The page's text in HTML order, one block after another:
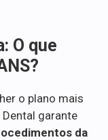
O que
o plano mais
garante
da